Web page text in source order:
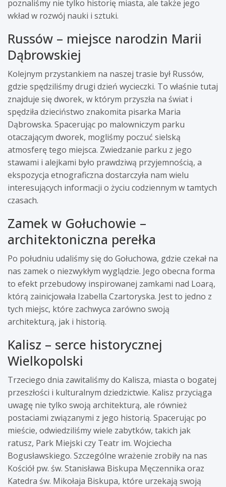
poznaliśmy nie tylko historię miasta, ale także jego
wkład w rozwój nauki i sztuki.
Russów – miejsce narodzin Marii
Dąbrowskiej
Kolejnym przystankiem na naszej trasie był Russów,
gdzie spędziliśmy drugi dzień wycieczki. To właśnie tutaj
znajduje się dworek, w którym przyszła na świat i
spędziła dzieciństwo znakomita pisarka Maria
Dąbrowska. Spacerując po malowniczym parku
otaczającym dworek, mogliśmy poczuć sielską
atmosferę tego miejsca. Zwiedzanie parku z jego
stawami i alejkami było prawdziwą przyjemnością, a
ekspozycja etnograficzna dostarczyła nam wielu
interesujących informacji o życiu codziennym w tamtych
czasach.
Zamek w Gołuchowie –
architektoniczna perełka
Po południu udaliśmy się do Gołuchowa, gdzie czekał na
nas zamek o niezwykłym wyglądzie. Jego obecna forma
to efekt przebudowy inspirowanej zamkami nad Loarą,
którą zainicjowała Izabella Czartoryska. Jest to jedno z
tych miejsc, które zachwyca zarówno swoją
architekturą, jak i historią.
Kalisz – serce historycznej
Wielkopolski
Trzeciego dnia zawitaliśmy do Kalisza, miasta o bogatej
przeszłości i kulturalnym dziedzictwie. Kalisz przyciąga
uwagę nie tylko swoją architekturą, ale również
postaciami związanymi z jego historią. Spacerując po
mieście, odwiedziliśmy wiele zabytków, takich jak
ratusz, Park Miejski czy Teatr im. Wojciecha
Bogusławskiego. Szczególne wrażenie zrobiły na nas
Kościół pw. św. Stanisława Biskupa Męczennika oraz
Katedra św. Mikołaja Biskupa, które urzekają swoją